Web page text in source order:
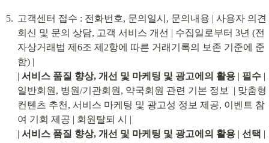
고객센터 접수 : 전화번호, 문의일시, 문의내용 | 사용자 의견
회신 및 문의 상담, 고객 서비스 개선 | 수집일로부터 3년 (전
자상거래법 제6조 제2항에 따른 거래기록의 보존 기준에 준
함) |
| 서비스 품질 향상, 개선 및 마케팅 및 광고에의 활용 | 필수 |
일반회원, 병원/기관회원, 약국회원 관련 기본 정보  | 맞춤형
컨텐츠 추천, 서비스 마케팅 및 광고성 정보 제공, 이벤트 참
여 기회 제공 | 회원탈퇴 시 |
| 서비스 품질 향상, 개선 및 마케팅 및 광고에의 활용 | 선택 |